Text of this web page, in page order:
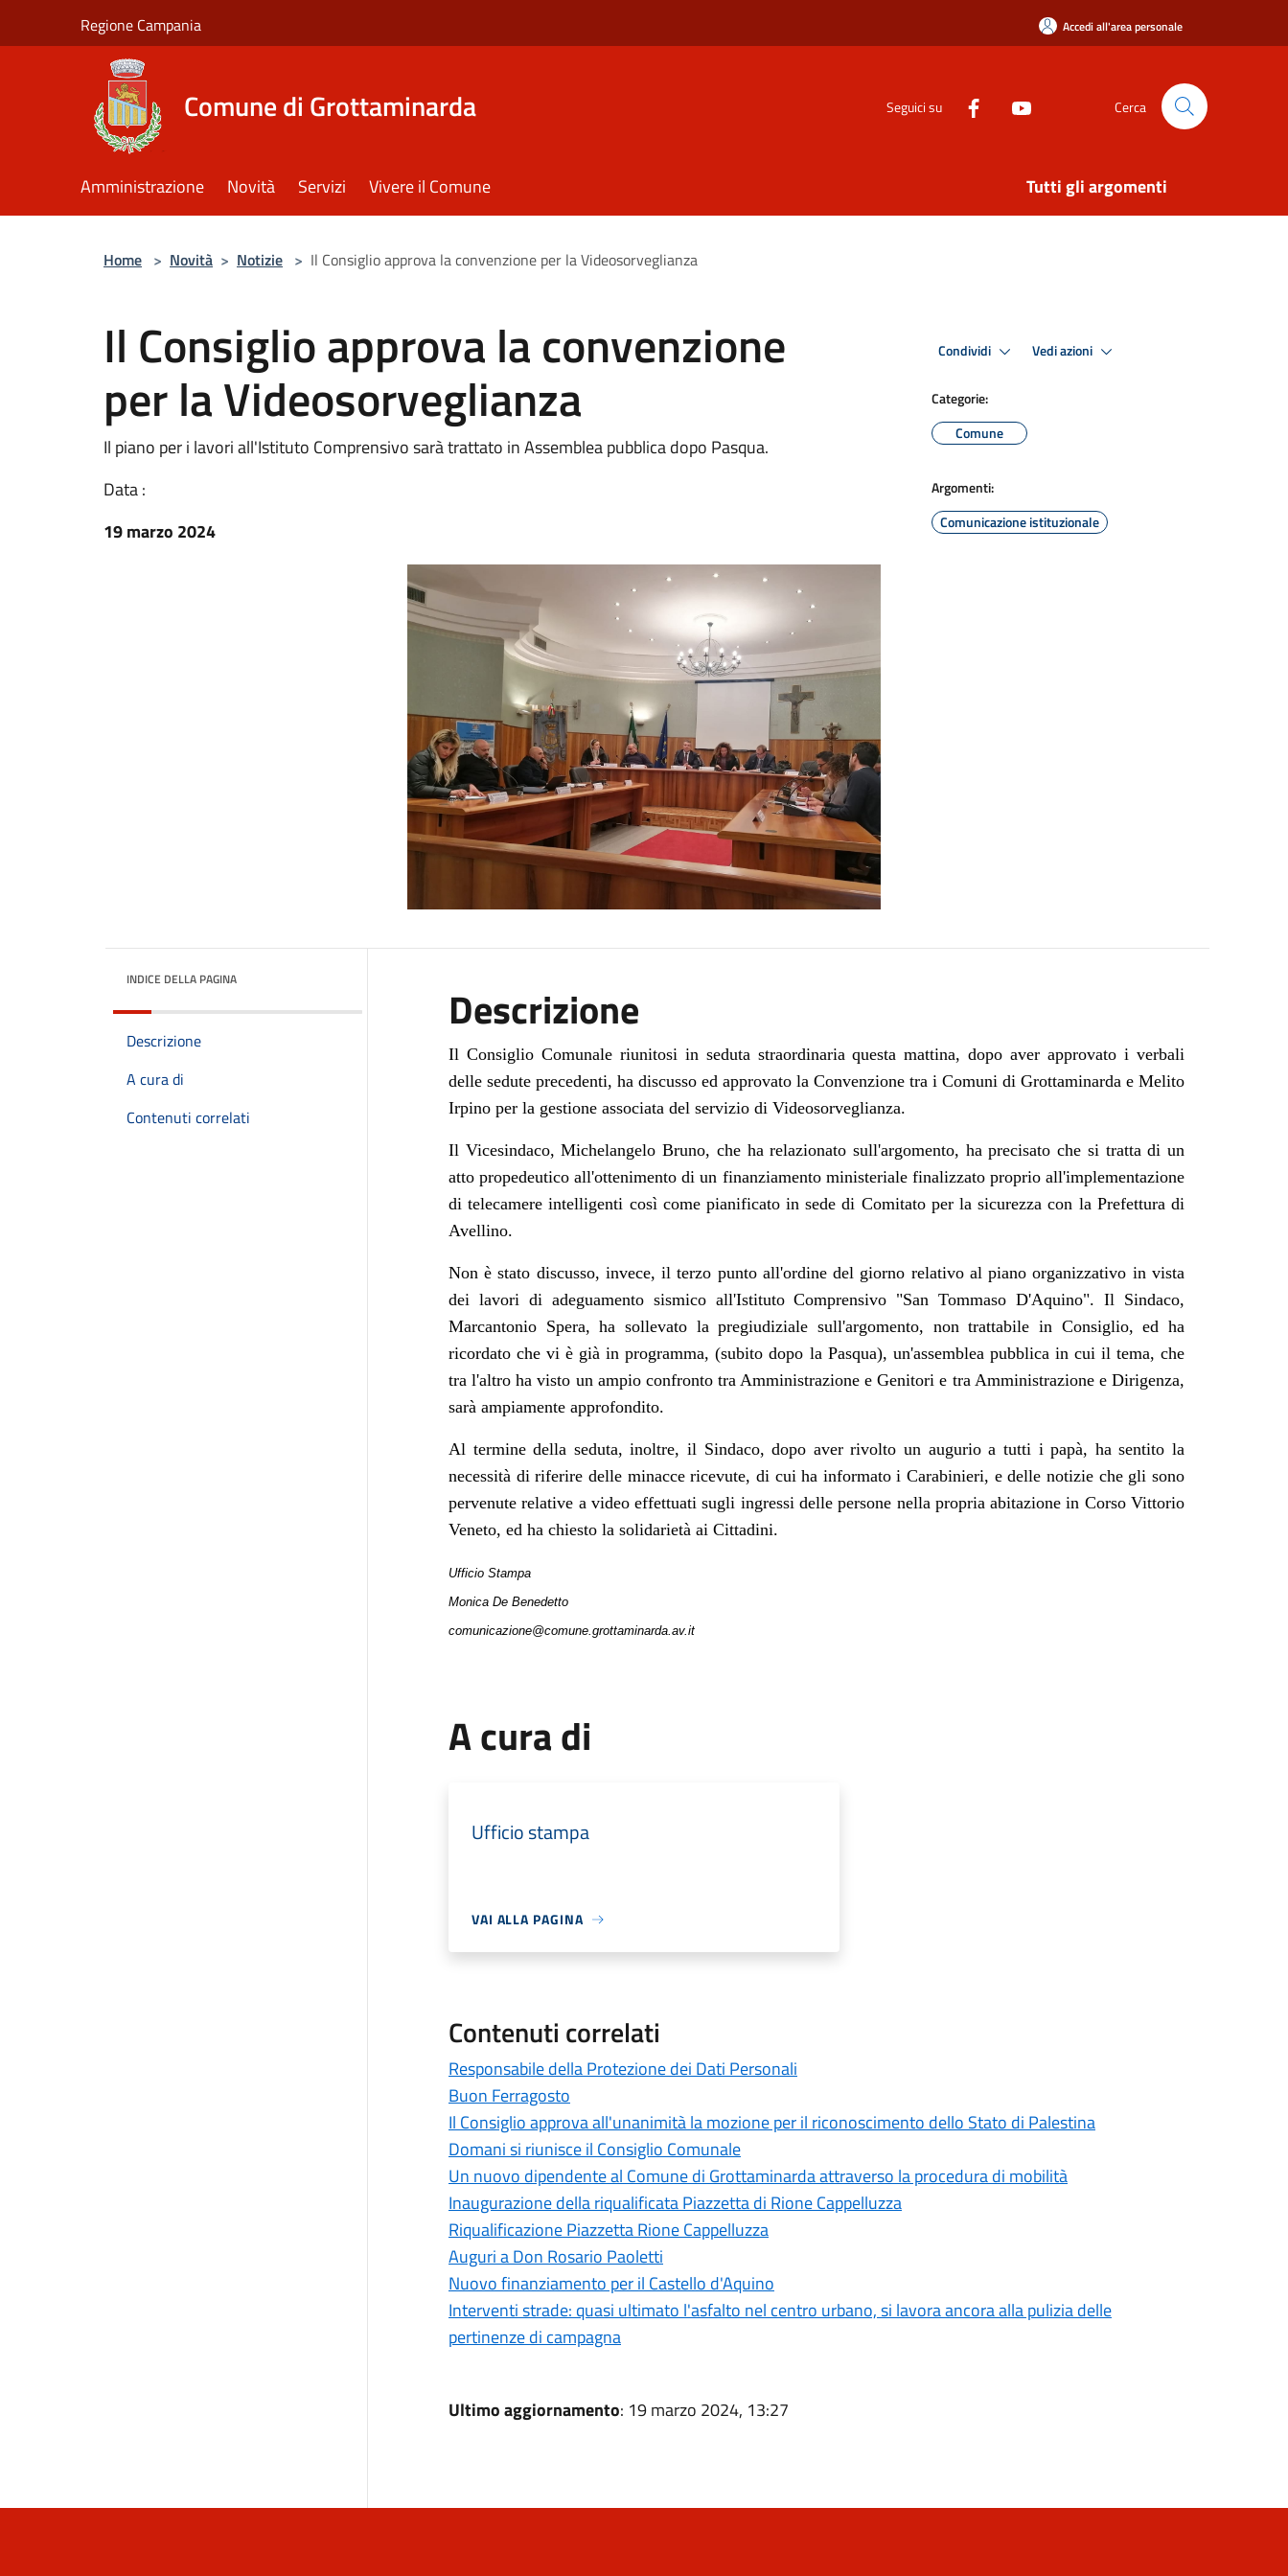
Regione Campania Accedi all'area personale
Comune di Grottaminarda Seguici su Cerca
Amministrazione Novità Servizi Vivere il Comune Tutti gli argomenti
Home > Novità > Notizie > Il Consiglio approva la convenzione per la Videosorveglianza
Il Consiglio approva la convenzione
per la Videosorveglianza
Il piano per i lavori all'Istituto Comprensivo sarà trattato in Assemblea pubblica dopo Pasqua.
Data :
19 marzo 2024
Condividi Vedi azioni
Categorie:
Comune
Argomenti:
Comunicazione istituzionale
INDICE DELLA PAGINA
Descrizione
A cura di
Contenuti correlati
Descrizione
Il Consiglio Comunale riunitosi in seduta straordinaria questa mattina, dopo aver approvato i verbali
delle sedute precedenti, ha discusso ed approvato la Convenzione tra i Comuni di Grottaminarda e Melito
Irpino per la gestione associata del servizio di Videosorveglianza.
Il Vicesindaco, Michelangelo Bruno, che ha relazionato sull'argomento, ha precisato che si tratta di un
atto propedeutico all'ottenimento di un finanziamento ministeriale finalizzato proprio all'implementazione
di telecamere intelligenti così come pianificato in sede di Comitato per la sicurezza con la Prefettura di
Avellino.
Non è stato discusso, invece, il terzo punto all'ordine del giorno relativo al piano organizzativo in vista
dei lavori di adeguamento sismico all'Istituto Comprensivo "San Tommaso D'Aquino". Il Sindaco,
Marcantonio Spera, ha sollevato la pregiudiziale sull'argomento, non trattabile in Consiglio, ed ha
ricordato che vi è già in programma, (subito dopo la Pasqua), un'assemblea pubblica in cui il tema, che
tra l'altro ha visto un ampio confronto tra Amministrazione e Genitori e tra Amministrazione e Dirigenza,
sarà ampiamente approfondito.
Al termine della seduta, inoltre, il Sindaco, dopo aver rivolto un augurio a tutti i papà, ha sentito la
necessità di riferire delle minacce ricevute, di cui ha informato i Carabinieri, e delle notizie che gli sono
pervenute relative a video effettuati sugli ingressi delle persone nella propria abitazione in Corso Vittorio
Veneto, ed ha chiesto la solidarietà ai Cittadini.
Ufficio Stampa
Monica De Benedetto
comunicazione@comune.grottaminarda.av.it
A cura di
Ufficio stampa
VAI ALLA PAGINA
Contenuti correlati
Responsabile della Protezione dei Dati Personali
Buon Ferragosto
Il Consiglio approva all'unanimità la mozione per il riconoscimento dello Stato di Palestina
Domani si riunisce il Consiglio Comunale
Un nuovo dipendente al Comune di Grottaminarda attraverso la procedura di mobilità
Inaugurazione della riqualificata Piazzetta di Rione Cappelluzza
Riqualificazione Piazzetta Rione Cappelluzza
Auguri a Don Rosario Paoletti
Nuovo finanziamento per il Castello d'Aquino
Interventi strade: quasi ultimato l'asfalto nel centro urbano, si lavora ancora alla pulizia delle
pertinenze di campagna
Ultimo aggiornamento: 19 marzo 2024, 13:27